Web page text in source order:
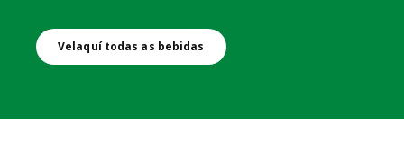
Velaquí todas as bebidas